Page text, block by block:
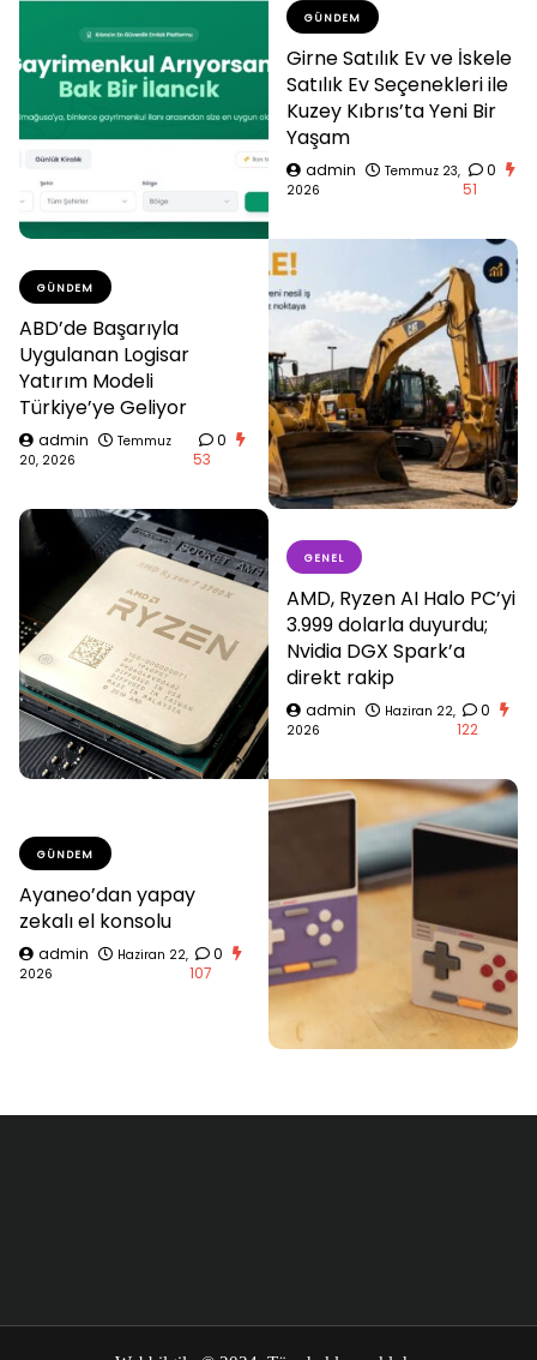
GÜNDEM
Girne Satılık Ev ve İskele
Satılık Ev Seçenekleri ile
Kuzey Kıbrıs’ta Yeni Bir
Yaşam
admin
Temmuz 23,
2026
0
51
GÜNDEM
ABD’de Başarıyla
Uygulanan Logisar
Yatırım Modeli
Türkiye’ye Geliyor
admin
Temmuz
20, 2026
0
53
GENEL
AMD, Ryzen AI Halo PC’yi
3.999 dolarla duyurdu;
Nvidia DGX Spark’a
direkt rakip
admin
Haziran 22,
2026
0
122
GÜNDEM
Ayaneo’dan yapay
zekalı el konsolu
admin
Haziran 22,
2026
0
107